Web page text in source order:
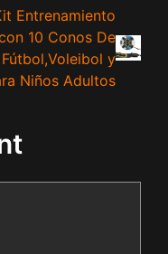
Entrenamiento
10 Conos De
y
Niños Adultos